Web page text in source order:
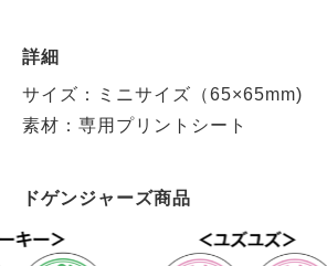
詳細
サイズ：ミニサイズ（65×65mm)
素材：専用プリントシート
ドゲンジャーズ商品